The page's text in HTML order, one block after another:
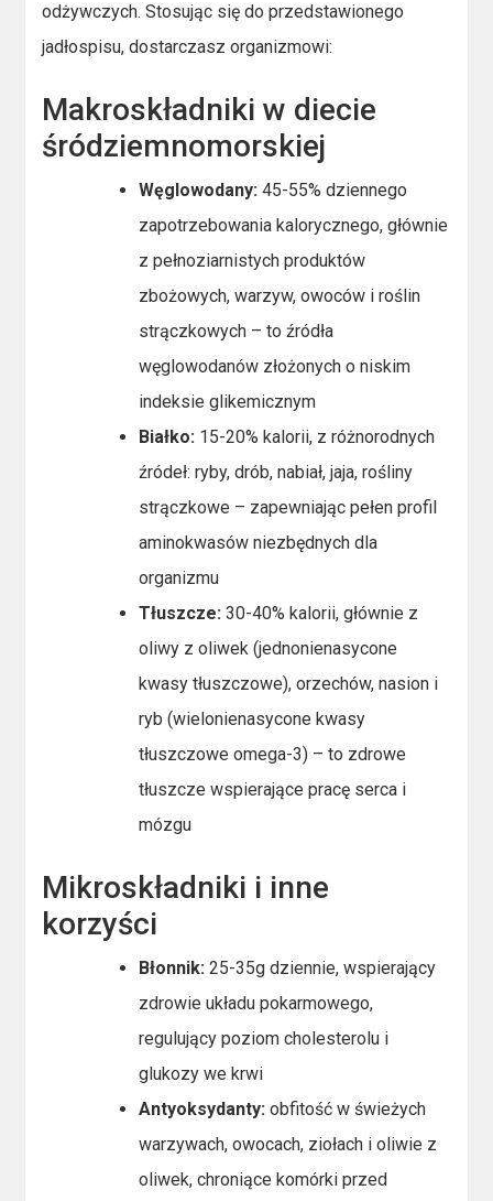
odżywczych. Stosując się do przedstawionego
jadłospisu, dostarczasz organizmowi:
Makroskładniki w diecie
śródziemnomorskiej
Węglowodany: 45-55% dziennego
zapotrzebowania kalorycznego, głównie
z pełnoziarnistych produktów
zbożowych, warzyw, owoców i roślin
strączkowych – to źródła
węglowodanów złożonych o niskim
indeksie glikemicznym
Białko: 15-20% kalorii, z różnorodnych
źródeł: ryby, drób, nabiał, jaja, rośliny
strączkowe – zapewniając pełen profil
aminokwasów niezbędnych dla
organizmu
Tłuszcze: 30-40% kalorii, głównie z
oliwy z oliwek (jednonienasycone
kwasy tłuszczowe), orzechów, nasion i
ryb (wielonienasycone kwasy
tłuszczowe omega-3) – to zdrowe
tłuszcze wspierające pracę serca i
mózgu
Mikroskładniki i inne
korzyści
Błonnik: 25-35g dziennie, wspierający
zdrowie układu pokarmowego,
regulujący poziom cholesterolu i
glukozy we krwi
Antyoksydanty: obfitość w świeżych
warzywach, owocach, ziołach i oliwie z
oliwek, chroniące komórki przed